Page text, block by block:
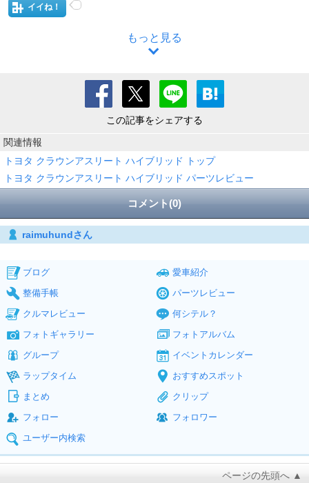
イイね！
もっと見る
この記事をシェアする
関連情報
トヨタ クラウンアスリート ハイブリッド トップ
トヨタ クラウンアスリート ハイブリッド パーツレビュー
コメント(0)
raimuhundさん
ブログ
愛車紹介
整備手帳
パーツレビュー
クルマレビュー
何シテル？
フォトギャラリー
フォトアルバム
グループ
イベントカレンダー
ラップタイム
おすすめスポット
まとめ
クリップ
フォロー
フォロワー
ユーザー内検索
ページの先頭へ ▲